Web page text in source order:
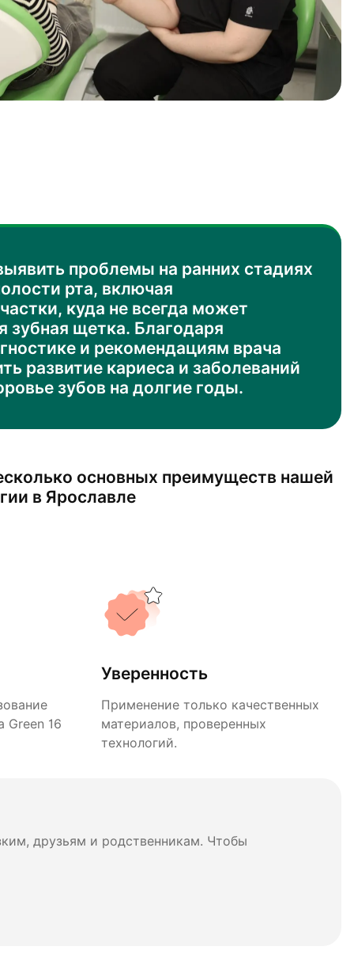
проблемы на ранних стадиях
рта, включая
куда не всегда может
зубная щетка. Благодаря
и рекомендациям врача
развитие кариеса и заболеваний
зубов на долгие годы.
основных преимуществ нашей
в Ярославле
Green 16
Уверенность
Применение только качественных
материалов, проверенных
технологий.
друзьям и родственникам. Чтобы